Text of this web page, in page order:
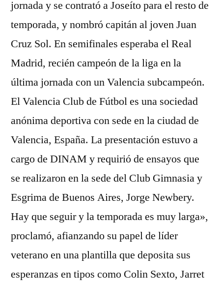
jornada y se contrató a Joseíto para el resto de
temporada, y nombró capitán al joven Juan
Cruz Sol. En semifinales esperaba el Real
Madrid, recién campeón de la liga en la
última jornada con un Valencia subcampeón.
El Valencia Club de Fútbol es una sociedad
anónima deportiva con sede en la ciudad de
Valencia, España. La presentación estuvo a
cargo de DINAM y requirió de ensayos que
se realizaron en la sede del Club Gimnasia y
Esgrima de Buenos Aires, Jorge Newbery.
Hay que seguir y la temporada es muy larga»,
proclamó, afianzando su papel de líder
veterano en una plantilla que deposita sus
esperanzas en tipos como Colin Sexto, Jarret